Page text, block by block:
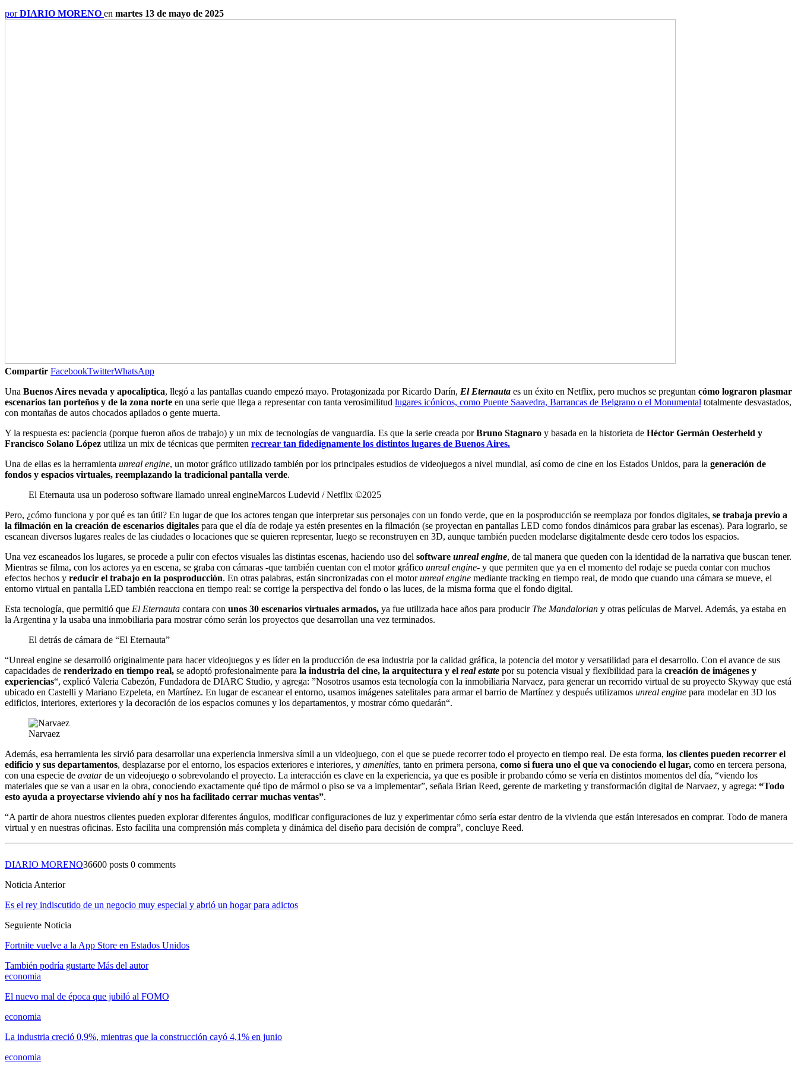
porDIARIO MORENO en martes 13 de mayo de 2025
Compartir FacebookTwitterWhatsApp
Una Buenos Aires nevada y apocalíptica, llegó a las pantallas cuando empezó mayo. Protagonizada por Ricardo Darín, El Eternauta es un éxito en Netflix, pero muchos se preguntan cómo lograron plasmar
escenarios tan porteños y de la zona norte en una serie que llega a representar con tanta verosimilitud lugares icónicos, como Puente Saavedra, Barrancas de Belgrano o el Monumental totalmente desvastados,
con montañas de autos chocados apilados o gente muerta.
Y la respuesta es: paciencia (porque fueron años de trabajo) y un mix de tecnologías de vanguardia. Es que la serie creada porBruno Stagnaro y basada en la historieta de Héctor Germán Oesterheld y
Francisco Solano López utiliza un mix de técnicas que permiten recrear tan fidedignamente los distintos lugares de Buenos Aires.
Una de ellas es la herramienta unreal engine, un motor gráfico utilizado también por los principales estudios de videojuegos a nivel mundial, así como de cine en los Estados Unidos, para la generación de
fondos y espacios virtuales, reemplazando la tradicional pantalla verde.
El Eternauta usa un poderoso software llamado unreal engineMarcos Ludevid / Netflix ©2025
Pero, ¿cómo funciona y por qué es tan útil? En lugar de que los actores tengan que interpretar sus personajes con un fondo verde, que en la posproducción se reemplaza por fondos digitales, se trabaja previo a
la filmación en la creación de escenarios digitales para que el día de rodaje ya estén presentes en la filmación (se proyectan en pantallas LED como fondos dinámicos para grabar las escenas). Para lograrlo, se
escanean diversos lugares reales de las ciudades o locaciones que se quieren representar, luego se reconstruyen en 3D, aunque también pueden modelarse digitalmente desde cero todos los espacios.
Una vez escaneados los lugares, se procede a pulir con efectos visuales las distintas escenas, haciendo uso del software unreal engine, de tal manera que queden con la identidad de la narrativa que buscan tener.
Mientras se filma, con los actores ya en escena, se graba con cámaras -que también cuentan con el motor gráfico unreal engine- y que permiten que ya en el momento del rodaje se pueda contar con muchos
efectos hechos y reducir el trabajo en la posproducción. En otras palabras, están sincronizadas con el motorunreal engine mediante tracking en tiempo real, de modo que cuando una cámara se mueve, el
entorno virtual en pantalla LED también reacciona en tiempo real: se corrige la perspectiva del fondo o las luces, de la misma forma que el fondo digital.
Esta tecnología, que permitió que El Eternauta contara con unos 30 escenarios virtuales armados, ya fue utilizada hace años para producir The Mandalorian y otras películas de Marvel. Además, ya estaba en
la Argentina y la usaba una inmobiliaria para mostrar cómo serán los proyectos que desarrollan una vez terminados.
El detrás de cámara de “El Eternauta”
“Unreal engine se desarrolló originalmente para hacer videojuegos y es líder en la producción de esa industria por la calidad gráfica, la potencia del motor y versatilidad para el desarrollo. Con el avance de sus
capacidades de renderizado en tiempo real, se adoptó profesionalmente para la industria del cine, la arquitectura y el real estate por su potencia visual y flexibilidad para la creación de imágenes y
experiencias“, explicó Valeria Cabezón, Fundadora de DIARC Studio, y agrega: ”Nosotros usamos esta tecnología con la inmobiliaria Narvaez, para generar un recorrido virtual de su proyecto Skyway que está
ubicado en Castelli y Mariano Ezpeleta, en Martínez. En lugar de escanear el entorno, usamos imágenes satelitales para armar el barrio de Martínez y después utilizamos unreal engine para modelar en 3D los
edificios, interiores, exteriores y la decoración de los espacios comunes y los departamentos, y mostrar cómo quedarán“.
Narvaez
Además, esa herramienta les sirvió para desarrollar una experiencia inmersiva símil a un videojuego, con el que se puede recorrer todo el proyecto en tiempo real. De esta forma, los clientes pueden recorrer el
edificio y sus departamentos, desplazarse por el entorno, los espacios exteriores e interiores, y amenities, tanto en primera persona, como si fuera uno el que va conociendo el lugar, como en tercera persona,
con una especie de avatarde un videojuego o sobrevolando el proyecto. La interacción es clave en la experiencia, ya que es posible ir probando cómo se vería en distintos momentos del día, “viendo los
materiales que se van a usar en la obra, conociendo exactamente qué tipo de mármol o piso se va a implementar”, señala Brian Reed, gerente de marketing y transformación digital de Narvaez, y agrega: “Todo
esto ayuda a proyectarse viviendo ahí y nos ha facilitado cerrar muchas ventas”.
“A partir de ahora nuestros clientes pueden explorar diferentes ángulos, modificar configuraciones de luz y experimentar cómo sería estar dentro de la vivienda que están interesados en comprar. Todo de manera
virtual y en nuestras oficinas. Esto facilita una comprensión más completa y dinámica del diseño para decisión de compra”, concluye Reed.
DIARIO MORENO36600 posts 0 comments
Noticia Anterior
Es el rey indiscutido de un negocio muy especial y abrió un hogar para adictos
Seguiente Noticia
Fortnite vuelve a la App Store en Estados Unidos
También podría gustarte Más del autor
economia
El nuevo mal de época que jubiló al FOMO
economia
La industria creció 0,9%, mientras que la construcción cayó 4,1% en junio
economia